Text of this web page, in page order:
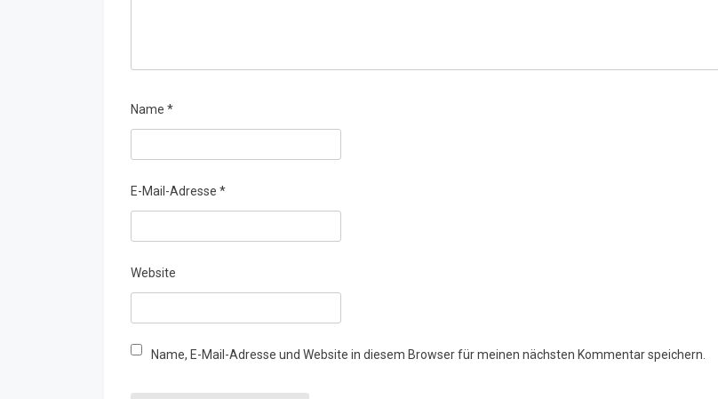
Name *
E-Mail-Adresse *
Website
Name, E-Mail-Adresse und Website in diesem Browser für meinen nächsten Kommentar speichern.